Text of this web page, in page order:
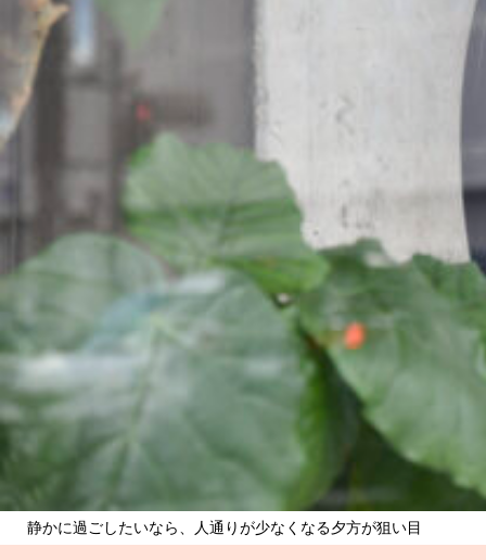
静かに過ごしたいなら、人通りが少なくなる夕方が狙い目